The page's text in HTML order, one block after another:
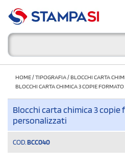
HOME/TIPOGRAFIA/BLOCCHI CARTA
BLOCCHI CARTA CHIMICA 3 COPIE
Blocchi carta chimica 3 copie
personalizzati
COD. BCC040